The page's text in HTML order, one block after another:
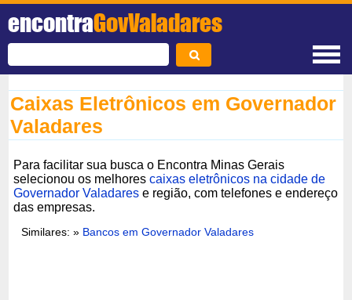
encontraGovValadares
Caixas Eletrônicos em Governador
Valadares
Para facilitar sua busca o Encontra Minas Gerais
selecionou os melhorescaixas eletrônicos na cidade de
Governador Valadares e região, com telefones e endereço
das empresas.
Similares: » Bancos em Governador Valadares